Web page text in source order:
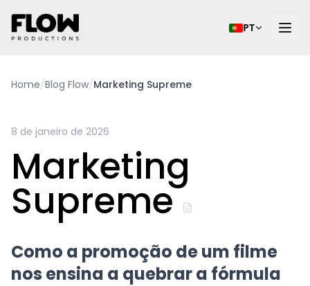
PT
Home/Blog Flow/Marketing Supreme
8 de janeiro de 2026
Marketing
Supreme
Como a promoção de um filme
nos ensina a quebrar a fórmula